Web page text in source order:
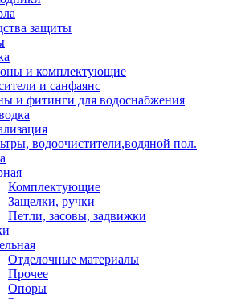
защиты
и комплектующие
и санфаянс
и фитинги для водоснабжения
водоочистители,водяной пол.
Комплектующие
Защелки, ручки
Петли, засовы, задвижки
Отделочные материалы
Прочее
Опоры